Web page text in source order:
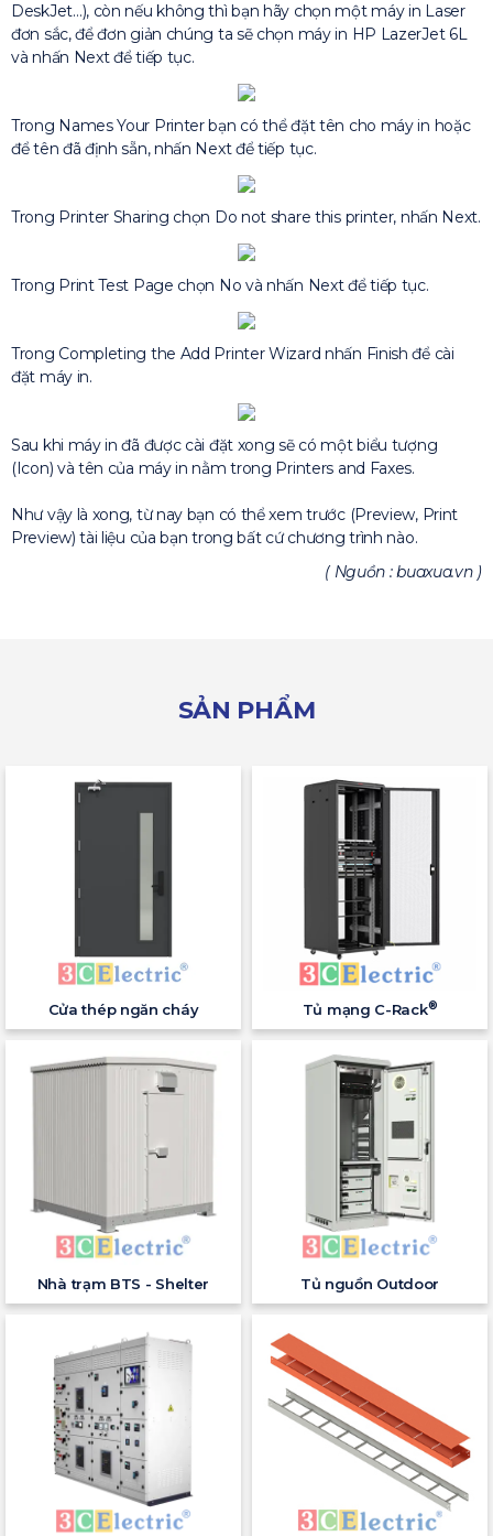
DeskJet…), còn nếu không thì bạn hãy chọn một máy in Laser
đơn sắc, để đơn giản chúng ta sẽ chọn máy in HP LazerJet 6L
và nhấn Next để tiếp tục.
Trong Names Your Printer bạn có thể đặt tên cho máy in hoặc
để tên đã định sẵn, nhấn Next để tiếp tục.
Trong Printer Sharing chọn Do not share this printer, nhấn Next.
Trong Print Test Page chọn No và nhấn Next để tiếp tục.
Trong Completing the Add Printer Wizard nhấn Finish để cài
đặt máy in.
Sau khi máy in đã được cài đặt xong sẽ có một biểu tượng
(Icon) và tên của máy in nằm trong Printers and Faxes.
Như vậy là xong, từ nay bạn có thể xem trước (Preview, Print
Preview) tài liệu của bạn trong bất cứ chương trình nào.
( Nguồn : buaxua.vn )
SẢN PHẨM
Cửa thép ngăn cháy Tủ mạng C-Rack®
Nhà trạm BTS - Shelter Tủ nguồn Outdoor